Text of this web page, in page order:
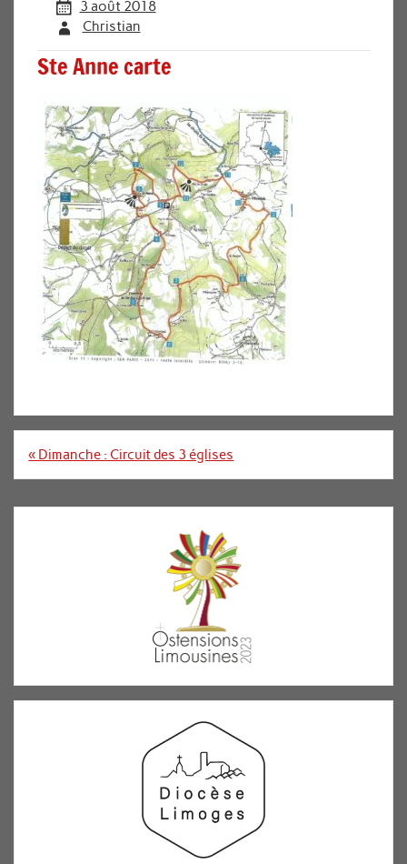
3 août 2018
Christian
Ste Anne carte
Navigation
« Dimanche : Circuit des 3 églises